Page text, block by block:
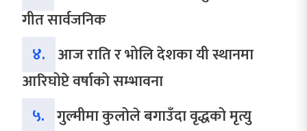
गीत सार्वजनिक
४. आज राति र भोलि देशका यी स्थानमा
आरिघोप्टे वर्षाको सम्भावना
५. गुल्मीमा कुलोले बगाउँदा वृद्धको मृत्यु